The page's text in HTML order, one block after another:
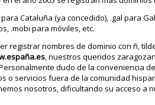
Cataluña (ya concedido), .gal para
.mobi para móviles, etc.
registrar nombres de dominio con ñ,
, nuestros queridos
dudo de la conveniencia
servicios fuera de la comunidad
nosotros, dificultando su acceso a